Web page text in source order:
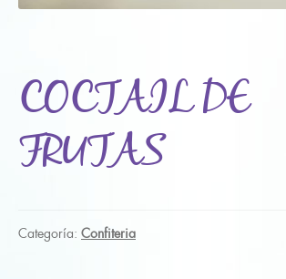
COCTAIL DE
FRUTAS
Categoría: Confiteria